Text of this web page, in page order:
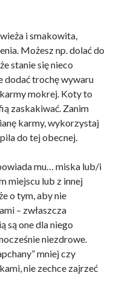
i smakowita,
Możesz np. dolać do
stanie się nieco
dodać trochę wywaru
mokrej. Koty to
zaskakiwać. Zanim
karmy, wykorzystaj
do tej obecnej.
mu… miska lub/i
miejscu lub z innej
o tym, aby nie
– zwłaszcza
są one dla niego
niezdrowe.
mniej czy
nie zechce zajrzeć